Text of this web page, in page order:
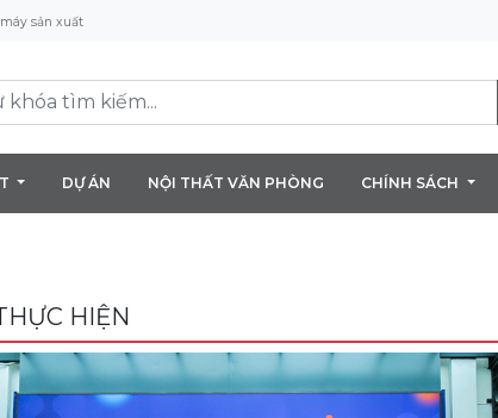
sản xuất
DỰ ÁN NỘI THẤT VĂN PHÒNG CHÍNH SÁCH
HIỆN